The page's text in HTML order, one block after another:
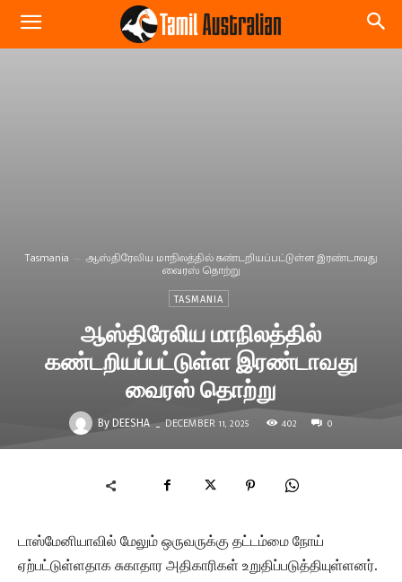
Tasmania ஆஸ்திரேலிய மாநிலத்தில் கண்டறியப்பட்டுள்ள இரண்டாவது
வைரஸ் தொற்று
TASMANIA
ஆஸ்திரேலிய மாநிலத்தில்
கண்டறியப்பட்டுள்ள இரண்டாவது
வைரஸ் தொற்று
By DEESHA - DECEMBER 11, 2025 402 0
டாஸ்மேனியாவில் மேலும் ஒருவருக்கு தட்டம்மை நோய்
ஏற்பட்டுள்ளதாக சுகாதார அதிகாரிகள் உறுதிப்படுத்தியுள்ளனர்.